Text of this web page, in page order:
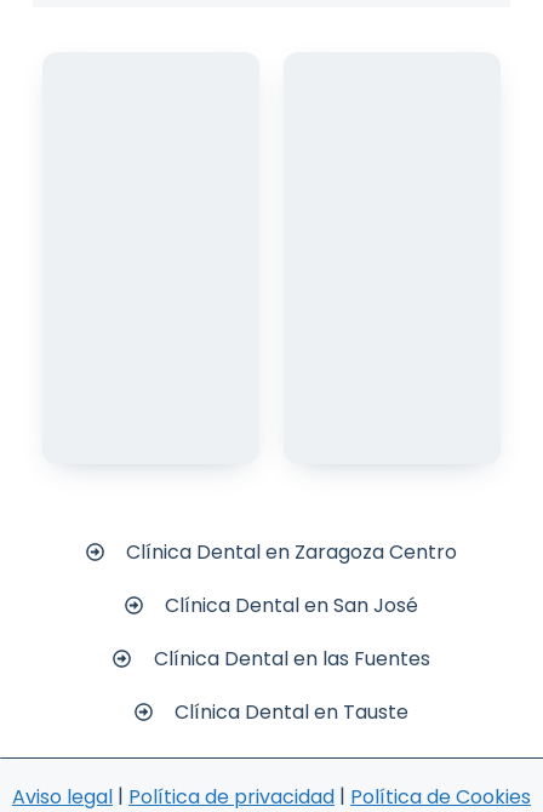
Clínica Dental en Zaragoza Centro
Clínica Dental en San José
Clínica Dental en las Fuentes
Clínica Dental en Tauste
Aviso legal | Política de privacidad | Política de Cookies